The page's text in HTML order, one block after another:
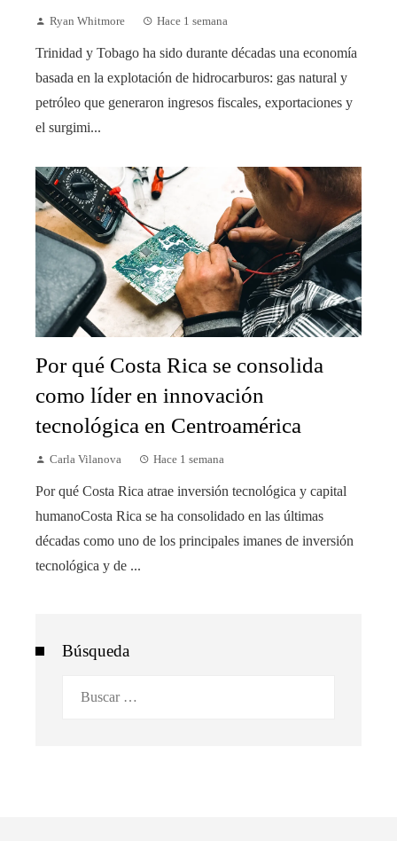
Ryan Whitmore Hace 1 semana
Trinidad y Tobago ha sido durante décadas una economía
basada en la explotación de hidrocarburos: gas natural y
petróleo que generaron ingresos fiscales, exportaciones y
el surgimi...
Por qué Costa Rica se consolida
como líder en innovación
tecnológica en Centroamérica
Carla Vilanova Hace 1 semana
Por qué Costa Rica atrae inversión tecnológica y capital
humanoCosta Rica se ha consolidado en las últimas
décadas como uno de los principales imanes de inversión
tecnológica y de ...
Búsqueda